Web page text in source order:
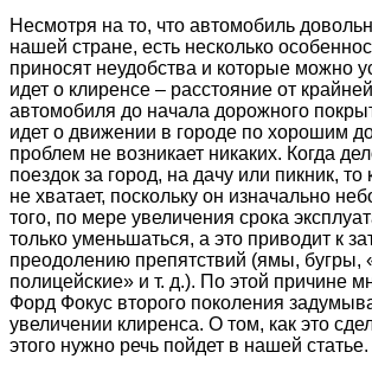
Несмотря на то, что автомобиль
нашей стране, есть несколько
приносят неудобства и которые можно
идет о клиренсе – расстояние от
автомобиля до начала дорожного
идет о движении в городе по хорошим
проблем не возникает никаких. Когда
поездок за город, на дачу или пикник,
не хватает, поскольку он изначально
того, по мере увеличения срока
только уменьшаться, а это приводит к
преодолению препятствий (ямы, бугры,
полицейские» и т. д.). По этой причине
Форд Фокус второго поколения
увеличении клиренса. О том, как это
этого нужно речь пойдет в нашей статье.